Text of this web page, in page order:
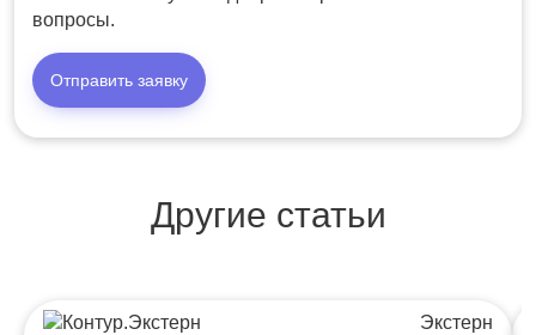
вопросы.
Отправить заявку
Другие статьи
Экстерн